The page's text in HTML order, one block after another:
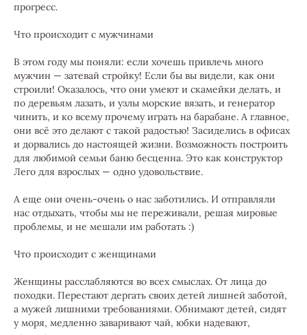
прогресс.
Что происходит с мужчинами
В этом году мы поняли: если хочешь привлечь много
мужчин — затевай стройку! Если бы вы видели, как они
строили! Оказалось, что они умеют и скамейки делать, и
по деревьям лазать, и узлы морские вязать, и генератор
чинить, и ко всему прочему играть на барабане. А главное,
они всё это делают с такой радостью! Засиделись в офисах
и дорвались до настоящей жизни. Возможность построить
для любимой семьи баню бесценна. Это как конструктор
Лего для взрослых — одно удовольствие.
А еще они очень-очень о нас заботились. И отправляли
нас отдыхать, чтобы мы не переживали, решая мировые
проблемы, и не мешали им работать :)
Что происходит с женщинами
Женщины расслабляются во всех смыслах. От лица до
походки. Перестают дергать своих детей лишней заботой,
а мужей лишними требованиями. Обнимают детей, сидят
у моря, медленно заваривают чай, юбки надевают,